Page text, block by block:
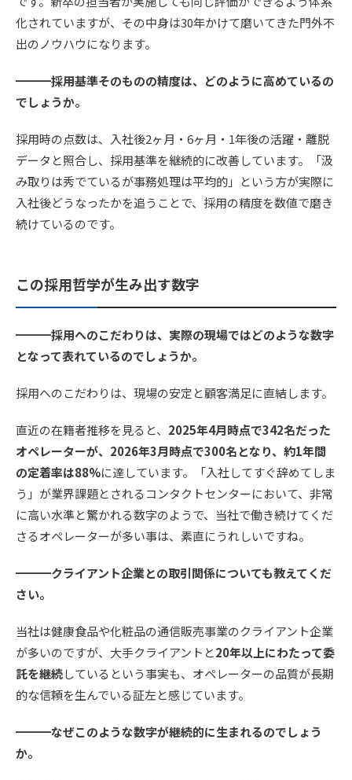
化されていますが、その中身は30年かけて磨いてきた門外不
出のノウハウになります。
━━━採用基準そのものの精度は、どのように高めているの
でしょうか。
採用時の点数は、入社後2ヶ月・6ヶ月・1年後の活躍・離脱
データと照合し、採用基準を継続的に改善しています。「汲
み取りは秀でているが事務処理は平均的」という方が実際に
入社後どうなったかを追うことで、採用の精度を数値で磨き
続けているのです。
この採用哲学が生み出す数字
━━━採用へのこだわりは、実際の現場ではどのような数字
となって表れているのでしょうか。
採用へのこだわりは、現場の安定と顧客満足に直結します。
直近の在籍者推移を見ると、 2025年4月時点で342名だった
オペレーターが、2026年3月時点で300名となり、約1年間
の定着率は88%に達しています。「入社してすぐ辞めてしま
う」が業界課題とされるコンタクトセンターにおいて、非常
に高い水準と驚かれる数字のようで、当社で働き続けてくだ
さるオペレーターが多い事は、素直にうれしいですね。
━━━クライアント企業との取引関係についても教えてくだ
さい。
当社は健康食品や化粧品の通信販売事業のクライアント企業
が多いのですが、大手クライアントと20年以上にわたって委
託を継続しているという事実も、オペレーターの品質が長期
的な信頼を生んでいる証左と感じています。
━━━なぜこのような数字が継続的に生まれるのでしょう
か。